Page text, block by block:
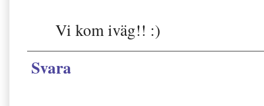
Vi kom iväg!! :)
Svara